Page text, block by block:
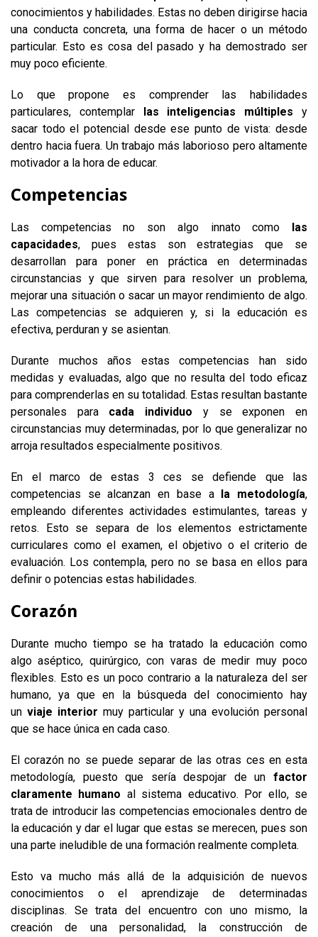
conocimientos y habilidades. Estas no deben dirigirse hacia
una conducta concreta, una forma de hacer o un método
particular. Esto es cosa del pasado y ha demostrado ser
muy poco eficiente.
Lo que propone es comprender las habilidades
particulares, contemplarlas inteligencias múltiples y
sacar todo el potencial desde ese punto de vista: desde
dentro hacia fuera. Un trabajo más laborioso pero altamente
motivador a la hora de educar.
Competencias
Las competencias no son algo innato como las
capacidades, pues estas son estrategias que se
desarrollan para poner en práctica en determinadas
circunstancias y que sirven para resolver un problema,
mejorar una situación o sacar un mayor rendimiento de algo.
Las competencias se adquieren y, si la educación es
efectiva, perduran y se asientan.
Durante muchos años estas competencias han sido
medidas y evaluadas, algo que no resulta del todo eficaz
para comprenderlas en su totalidad. Estas resultan bastante
personales para cada individuo y se exponen en
circunstancias muy determinadas, por lo que generalizar no
arroja resultados especialmente positivos.
En el marco de estas 3 ces se defiende que las
competencias se alcanzan en base ala metodología,
empleando diferentes actividades estimulantes, tareas y
retos. Esto se separa de los elementos estrictamente
curriculares como el examen, el objetivo o el criterio de
evaluación. Los contempla, pero no se basa en ellos para
definir o potencias estas habilidades.
Corazón
Durante mucho tiempo se ha tratado la educación como
algo aséptico, quirúrgico, con varas de medir muy poco
flexibles. Esto es un poco contrario a la naturaleza del ser
humano, ya que en la búsqueda del conocimiento hay
un viaje interior muy particular y una evolución personal
que se hace única en cada caso.
El corazón no se puede separar de las otras ces en esta
metodología, puesto que sería despojar de un factor
claramente humano al sistema educativo. Por ello, se
trata de introducir las competencias emocionales dentro de
la educación y dar el lugar que estas se merecen, pues son
una parte ineludible de una formación realmente completa.
Esto va mucho más allá de la adquisición de nuevos
conocimientos o el aprendizaje de determinadas
disciplinas. Se trata del encuentro con uno mismo, la
creación de una personalidad, la construcción de